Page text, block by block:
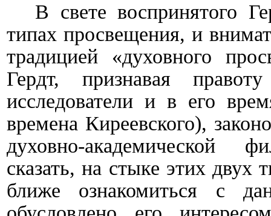
В свете воспринятого
типах просвещения, и
традицией «духовного
Гердт, признавая
исследователи и в его
времена Киреевского),
духовно-академической
сказать, на стыке этих двух
ближе ознакомиться с